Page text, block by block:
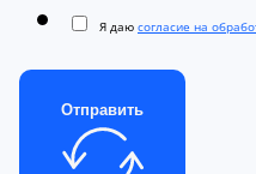
Я даю согласие на
Отправить